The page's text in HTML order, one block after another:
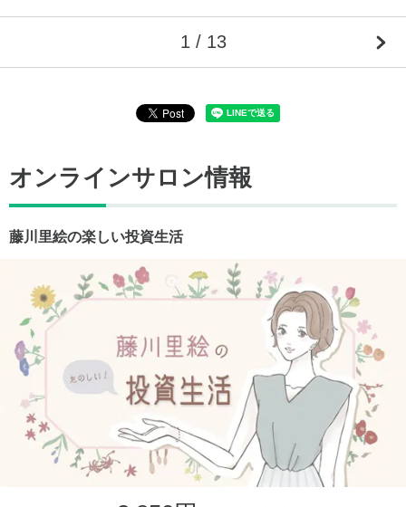
1 / 13
オンラインサロン情報
藤川里絵の楽しい投資生活